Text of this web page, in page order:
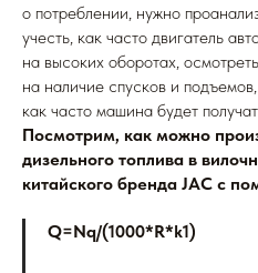
о потреблении, нужно
учесть, как часто двигатель
на высоких оборотах,
на наличие спусков и
как часто машина будет
Посмотрим, как можно
дизельного топлива в
китайского бренда JAC с
Q=Nq/(1000*R*k1)